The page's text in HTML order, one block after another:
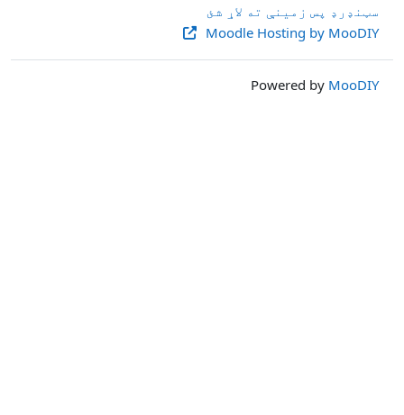
سټنډرډ پس زمینې ته لاړ شئ
Moodle Hosting by MooDIY
Powered by MooDIY